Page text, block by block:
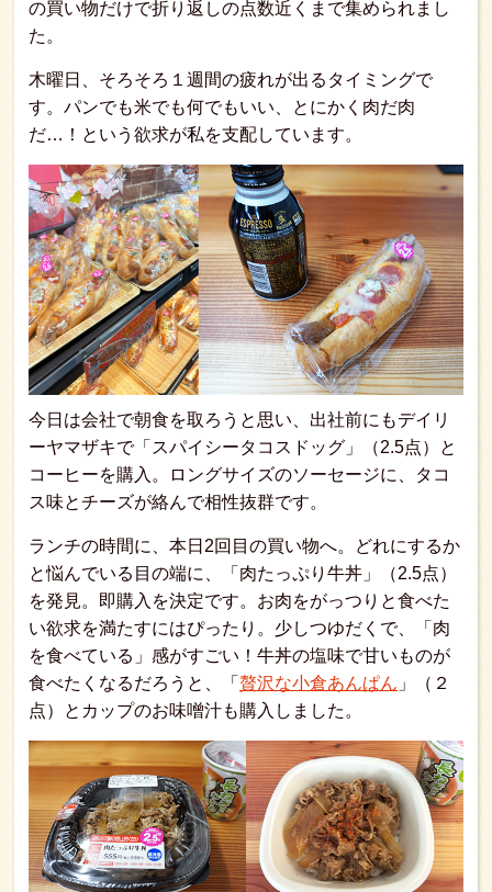
の買い物だけで折り返しの点数近くまで集められまし
た。
木曜日、そろそろ１週間の疲れが出るタイミングで
す。パンでも米でも何でもいい、とにかく肉だ肉
だ…！という欲求が私を支配しています。
今日は会社で朝食を取ろうと思い、出社前にもデイリ
ーヤマザキで「スパイシータコスドッグ」（2.5点）と
コーヒーを購入。ロングサイズのソーセージに、タコ
ス味とチーズが絡んで相性抜群です。
ランチの時間に、本日2回目の買い物へ。どれにするか
と悩んでいる目の端に、「肉たっぷり牛丼」（2.5点）
を発見。即購入を決定です。お肉をがっつりと食べた
い欲求を満たすにはぴったり。少しつゆだくで、「肉
を食べている」感がすごい！牛丼の塩味で甘いものが
食べたくなるだろうと、「 贅沢な小倉あんぱん 」（２
点）とカップのお味噌汁も購入しました。